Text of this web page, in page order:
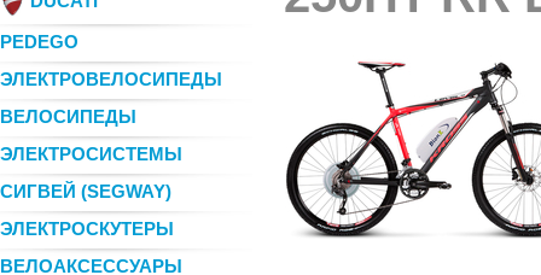
PEDEGO
ЭЛЕКТРОВЕЛОСИПЕДЫ
ВЕЛОСИПЕДЫ
ЭЛЕКТРОСИСТЕМЫ
СИГВЕЙ (SEGWAY)
ЭЛЕКТРОСКУТЕРЫ
ВЕЛОАКСЕССУАРЫ